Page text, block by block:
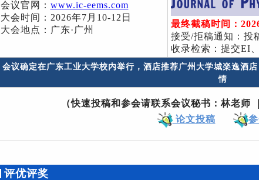
会议官网： www.ic-eems.com
大会时间：2026年7月10-12日
大会地点：广东·广州
最终截稿时间：
接受/拒稿通知：投
收录检索：提交EI
会议确定在广东工业大学校内举行，酒店推荐广州大学城楽逸酒
情
（快速投稿和参会请联系会议秘书：林老师
论文投稿
评优评奖